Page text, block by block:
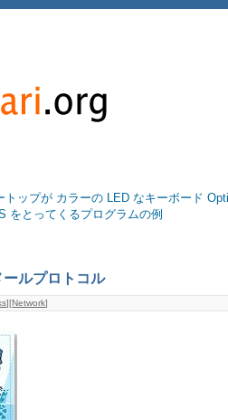
トップが カラーの LED なキーボード
をとってくるプログラムの例
ルプロトコル
][Network]